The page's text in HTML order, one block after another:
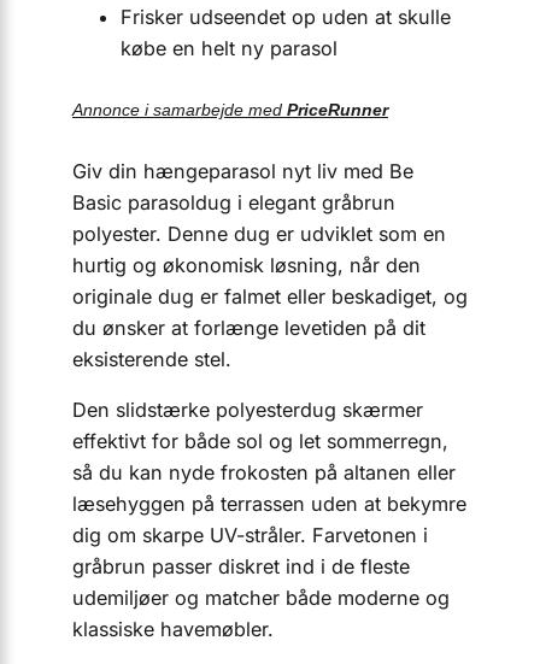
Frisker udseendet op uden at skulle
købe en helt ny parasol
Annonce i samarbejde med PriceRunner
Giv din hængeparasol nyt liv med Be
Basic parasoldug i elegant gråbrun
polyester. Denne dug er udviklet som en
hurtig og økonomisk løsning, når den
originale dug er falmet eller beskadiget, og
du ønsker at forlænge levetiden på dit
eksisterende stel.
Den slidstærke polyesterdug skærmer
effektivt for både sol og let sommerregn,
så du kan nyde frokosten på altanen eller
læsehyggen på terrassen uden at bekymre
dig om skarpe UV-stråler. Farvetonen i
gråbrun passer diskret ind i de fleste
udemiljøer og matcher både moderne og
klassiske havemøbler.